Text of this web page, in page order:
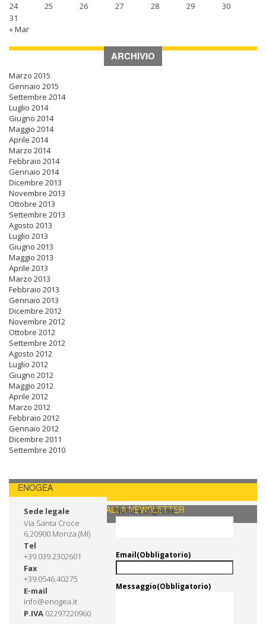
24
25 26 27 28 29
30
31
« Mar
ARCHIVIO
Marzo 2015
Gennaio 2015
Settembre 2014
Luglio 2014
Giugno 2014
Maggio 2014
Aprile 2014
Marzo 2014
Febbraio 2014
Gennaio 2014
Dicembre 2013
Novembre 2013
Ottobre 2013
Settembre 2013
Agosto 2013
Luglio 2013
Giugno 2013
Maggio 2013
Aprile 2013
Marzo 2013
Febbraio 2013
Gennaio 2013
Dicembre 2012
Novembre 2012
Ottobre 2012
Settembre 2012
Agosto 2012
Luglio 2012
Giugno 2012
Maggio 2012
Aprile 2012
Marzo 2012
Febbraio 2012
Gennaio 2012
Dicembre 2011
Settembre 2010
ENOGEA
CONTATTI / ISCRIVITI ALLA NEWSLETTER
Sede legale
Via Santa Croce
6,20900 Monza (MI)
Tel
+39.039.2302601
Fax
+39.0546.40275
E-mail
info@enogea.it
P.IVA 02297220960
Nome e cognome
Email(Obbligatorio)
Messaggio(Obbligatorio)